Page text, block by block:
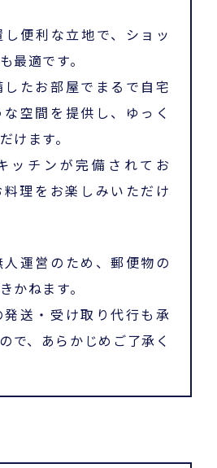
便利な立地で、ショッ
最適です。
たお部屋でまるで自宅
空間を提供し、ゆっく
けます。
ッチンが完備されてお
理をお楽しみいただけ
運営のため、郵便物の
かねます。
送・受け取り代行も承
で、あらかじめご了承く